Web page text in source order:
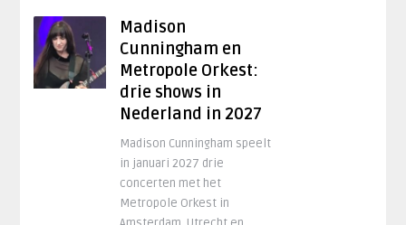
Madison
Cunningham en
Metropole Orkest:
drie shows in
Nederland in 2027
Madison Cunningham speelt
in januari 2027 drie
concerten met het
Metropole Orkest in